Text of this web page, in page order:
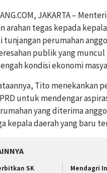
JAKARTA –
arahan tegas kepada
tunjangan perumahan
publik yang
kondisi ekonomi
Tito menekankan
untuk mendengar
yang diterima
kepala daerah yang baru
SK
Mendagri